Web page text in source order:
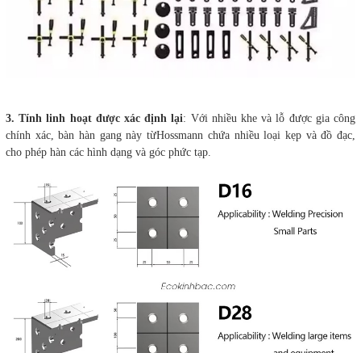
3. Tính linh hoạt được xác định lại: Với nhiều khe và lỗ được gia công
chính xác, bàn hàn gang này từHossmann chứa nhiều loại kẹp và đồ đạc,
cho phép hàn các hình dạng và góc phức tạp.